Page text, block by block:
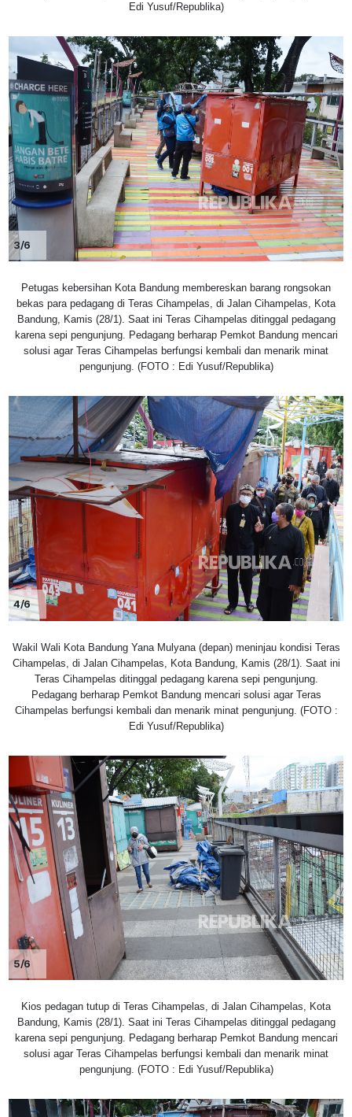
Edi Yusuf/Republika)
3/6
Petugas kebersihan Kota Bandung membereskan barang rongsokan
bekas para pedagang di Teras Cihampelas, di Jalan Cihampelas, Kota
Bandung, Kamis (28/1). Saat ini Teras Cihampelas ditinggal pedagang
karena sepi pengunjung. Pedagang berharap Pemkot Bandung mencari
solusi agar Teras Cihampelas berfungsi kembali dan menarik minat
pengunjung. (FOTO : Edi Yusuf/Republika)
4/6
Wakil Wali Kota Bandung Yana Mulyana (depan) meninjau kondisi Teras
Cihampelas, di Jalan Cihampelas, Kota Bandung, Kamis (28/1). Saat ini
Teras Cihampelas ditinggal pedagang karena sepi pengunjung.
Pedagang berharap Pemkot Bandung mencari solusi agar Teras
Cihampelas berfungsi kembali dan menarik minat pengunjung. (FOTO :
Edi Yusuf/Republika)
5/6
Kios pedagan tutup di Teras Cihampelas, di Jalan Cihampelas, Kota
Bandung, Kamis (28/1). Saat ini Teras Cihampelas ditinggal pedagang
karena sepi pengunjung. Pedagang berharap Pemkot Bandung mencari
solusi agar Teras Cihampelas berfungsi kembali dan menarik minat
pengunjung. (FOTO : Edi Yusuf/Republika)